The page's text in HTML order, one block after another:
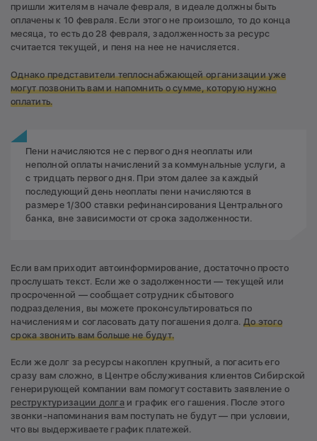
пришли жителям в начале февраля, в идеале должны быть
оплачены к 10 февраля. Если этого не произошло, то до конца
месяца, то есть до 28 февраля, задолженность за ресурс
считается текущей, и пеня на нее не начисляется.
Однако представители теплоснабжающей организации уже
могут позвонить вам и напомнить о сумме, которую нужно
оплатить.
Пени начисляются не с первого дня неоплаты или
неполной оплаты начислений за коммунальные услуги, а
с тридцать первого дня. При этом далее за каждый
последующий день неоплаты пени начисляются в
размере 1/300 ставки рефинансирования Центрального
банка, вне зависимости от срока задолженности.
Если вам приходит автоинформирование, достаточно просто
прослушать текст. Если же о задолженности — текущей или
просроченной — сообщает сотрудник сбытового
подразделения, вы можете проконсультироваться по
начислениям и согласовать дату погашения долга. До этого
срока звонить вам больше не будут.
Если же долг за ресурсы накоплен крупный, а погасить его
сразу вам сложно, в Центре обслуживания клиентов Сибирской
генерирующей компании вам помогут составить заявление о
реструктуризации долга и график его гашения. После этого
звонки-напоминания вам поступать не будут — при условии,
что вы выдерживаете график платежей.